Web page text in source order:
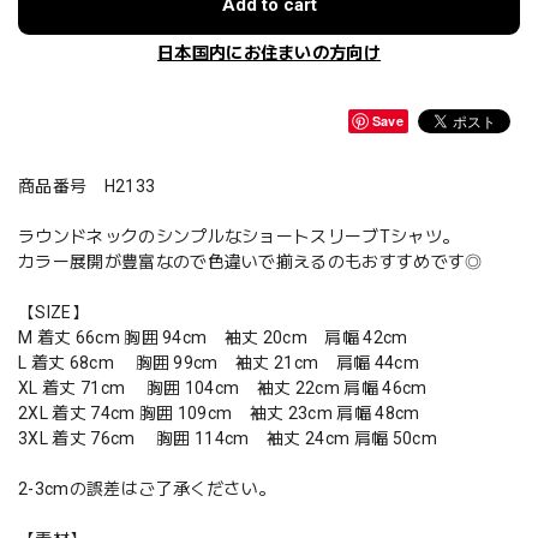
Add to cart
日本国内にお住まいの方向け
Save
商品番号 H2133
ラウンドネックのシンプルなショートスリーブTシャツ。
カラー展開が豊富なので色違いで揃えるのもおすすめです◎
【SIZE】
M 着丈 66cm 胸囲 94cm 袖丈 20cm 肩幅 42cm
L 着丈 68cm 胸囲 99cm 袖丈 21cm 肩幅 44cm
XL 着丈 71cm 胸囲 104cm 袖丈 22cm 肩幅 46cm
2XL 着丈 74cm 胸囲 109cm 袖丈 23cm 肩幅 48cm
3XL 着丈 76cm 胸囲 114cm 袖丈 24cm 肩幅 50cm
2-3cmの誤差はご了承ください。